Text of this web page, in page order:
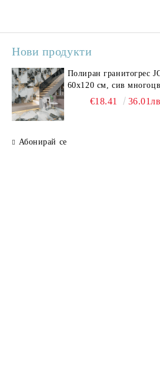
Нови продукти
Полиран гранитогрес
60x120 см, сив
€18.41
Абонирай се